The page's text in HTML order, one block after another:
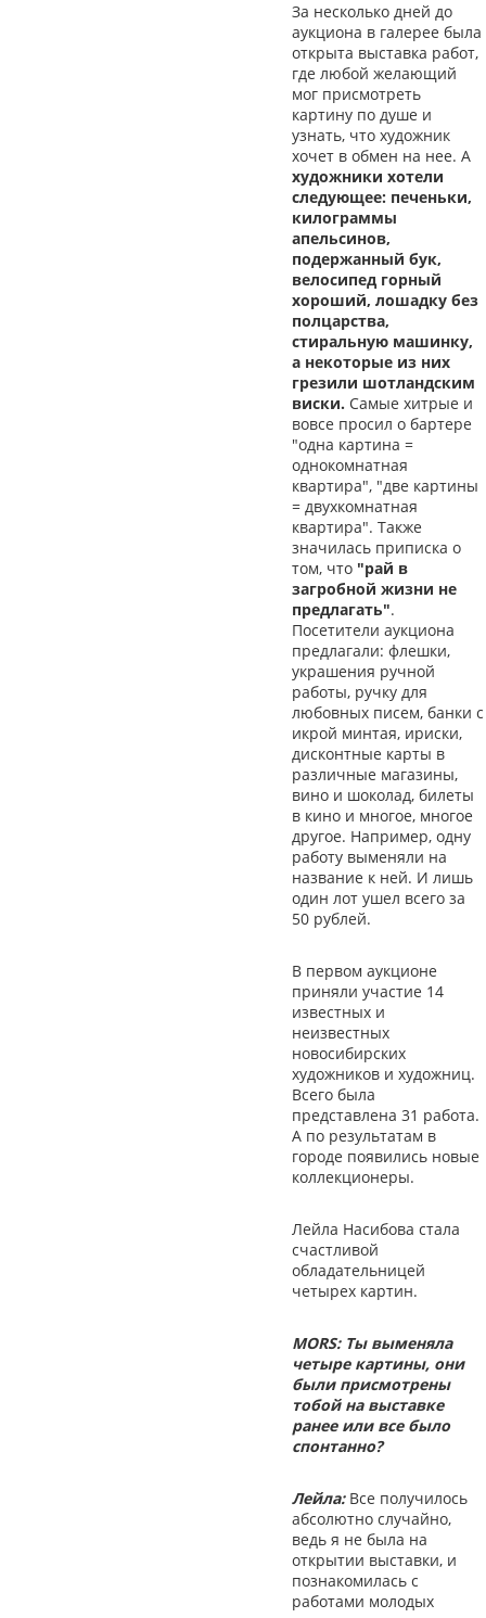
За несколько дней до
аукциона в галерее была
открыта выставка работ,
где любой желающий
мог присмотреть
картину по душе и
узнать, что художник
хочет в обмен на нее. А
художники хотели
следующее: печеньки,
килограммы
апельсинов,
подержанный бук,
велосипед горный
хороший, лошадку без
полцарства,
стиральную машинку,
а некоторые из них
грезили шотландским
виски. Самые хитрые и
вовсе просил о бартере
"одна картина =
однокомнатная
квартира", "две картины
= двухкомнатная
квартира". Также
значилась приписка о
том, что "рай в
загробной жизни не
предлагать".
Посетители аукциона
предлагали: флешки,
украшения ручной
работы, ручку для
любовных писем, банки с
икрой минтая, ириски,
дисконтные карты в
различные магазины,
вино и шоколад, билеты
в кино и многое, многое
другое. Например, одну
работу выменяли на
название к ней. И лишь
один лот ушел всего за
50 рублей.
В первом аукционе
приняли участие 14
известных и
неизвестных
новосибирских
художников и художниц.
Всего была
представлена 31 работа.
А по результатам в
городе появились новые
коллекционеры.
Лейла Насибова стала
счастливой
обладательницей
четырех картин.
MORS: Ты выменяла
четыре картины, они
были присмотрены
тобой на выставке
ранее или все было
спонтанно?
Лейла:Все получилось
абсолютно случайно,
ведь я не была на
открытии выставки, и
познакомилась с
работами молодых